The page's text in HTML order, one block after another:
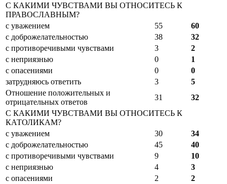
С КАКИМИ ЧУВСТВАМИ ВЫ ОТНОСИТЕСЬ К
ПРАВОСЛАВНЫМ?
с уважением
55
60
с доброжелательностью
38
32
с противоречивыми чувствами
3
2
с неприязнью
0
1
с опасениями
0
0
затрудняюсь ответить
3
5
Отношение положительных и
отрицательных ответов
31
32
С КАКИМИ ЧУВСТВАМИ ВЫ ОТНОСИТЕСЬ К
КАТОЛИКАМ?
с уважением
30
34
с доброжелательностью
45
40
с противоречивыми чувствами
9
10
с неприязнью
4
3
с опасениями
2
2